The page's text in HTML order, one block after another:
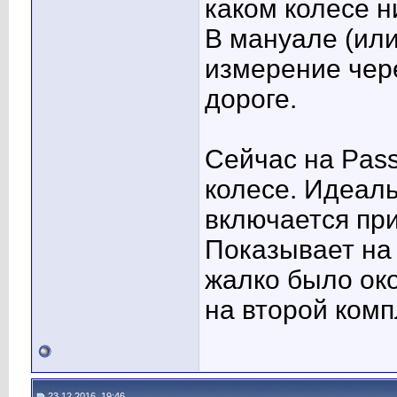
каком колесе
В мануале
измерение
дороге.
Сейчас на
колесе.
включается
Показывает
жалко было
на второй